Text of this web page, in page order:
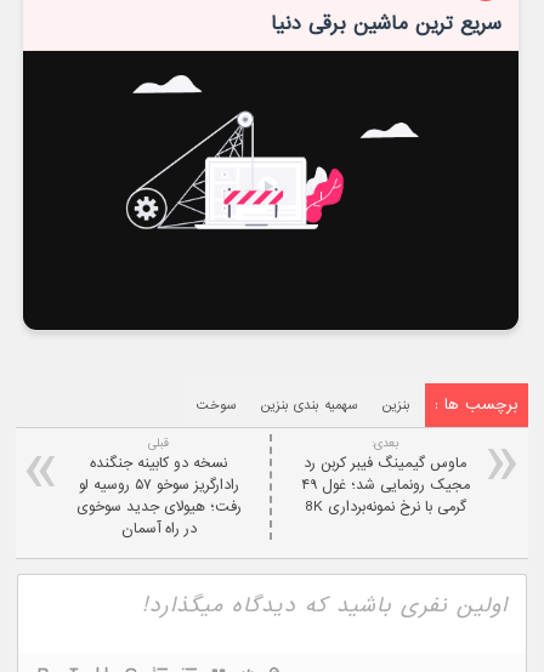
سریع ترین ماشین برقی دنیا
برچسب ها : بنزین سهمیه بندی بنزین سوخت
قبلی
نسخه دو کابینه جنگنده
رادارگریز سوخو ۵۷ روسیه لو
رفت؛ هیولای جدید سوخوی
در راه آسمان
بعدی:
ماوس گیمینگ فیبر کربن رد
مجیک رونمایی شد؛ غول ۴۹
گرمی با نرخ نمونه‌برداری 8K